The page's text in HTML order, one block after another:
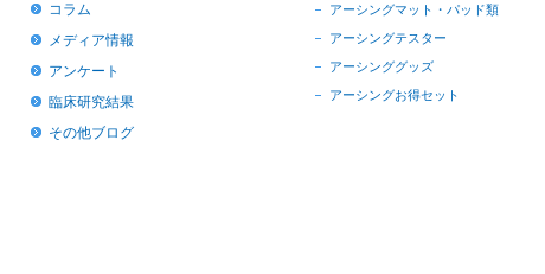
コラム
メディア情報
アンケート
臨床研究結果
その他ブログ
アーシングマット・パッド類
アーシングテスター
アーシンググッズ
アーシングお得セット